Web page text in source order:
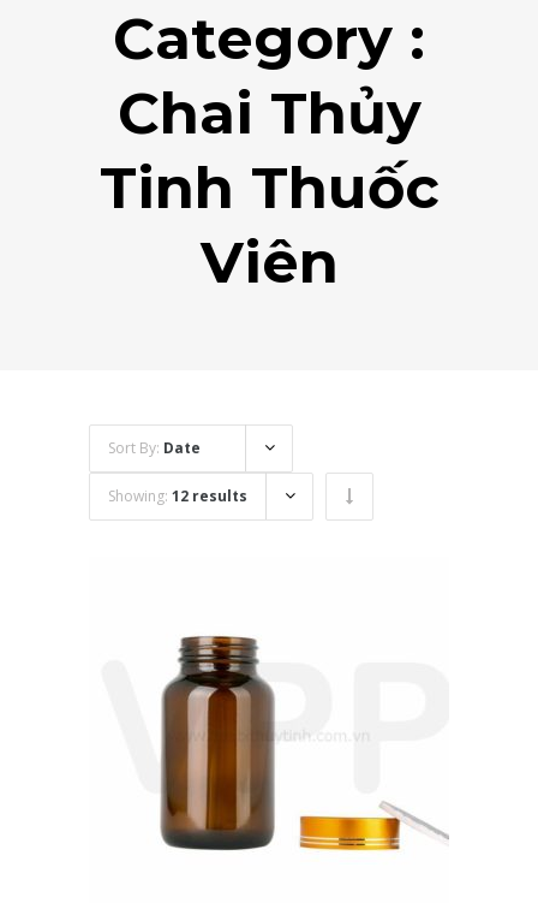
Category :
Chai Thủy
Tinh Thuốc
Viên
Sort By: Date
Showing: 12 results